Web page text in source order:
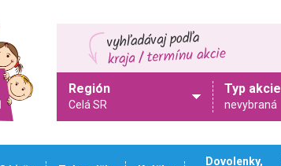
Región
Celá SR
Typ akcie
nevybraná
Dovolenky,